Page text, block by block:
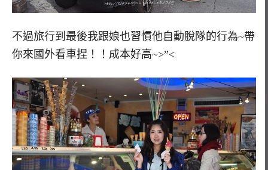
不過旅行到最後我跟娘也習慣他自動脫隊的行為~帶
你來國外看車捏！！成本好高~>”<